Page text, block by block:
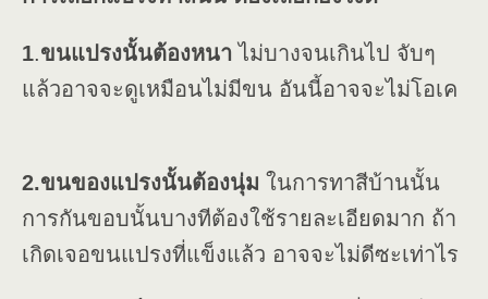
1.ขนแปรงนั้นต้องหนา ไม่บางจนเกินไป จับๆ
แล้วอาจจะดูเหมือนไม่มีขน อันนี้อาจจะไม่โอเค
2.ขนของแปรงนั้นต้องนุ่ม ในการทาสีบ้านนั้น
การกันขอบนั้นบางทีต้องใช้รายละเอียดมาก ถ้า
เกิดเจอขนแปรงที่แข็งแล้ว อาจจะไม่ดีซะเท่าไร